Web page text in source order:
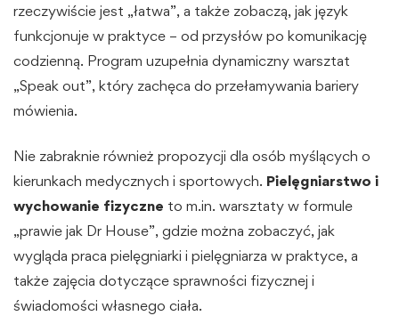
rzeczywiście jest „łatwa”, a także zobaczą, jak język
funkcjonuje w praktyce – od przysłów po komunikację
codzienną. Program uzupełnia dynamiczny warsztat
„Speak out”, który zachęca do przełamywania bariery
mówienia.
Nie zabraknie również propozycji dla osób myślących o
kierunkach medycznych i sportowych. Pielęgniarstwo i
wychowanie fizyczne to m.in. warsztaty w formule
„prawie jak Dr House”, gdzie można zobaczyć, jak
wygląda praca pielęgniarki i pielęgniarza w praktyce, a
także zajęcia dotyczące sprawności fizycznej i
świadomości własnego ciała.